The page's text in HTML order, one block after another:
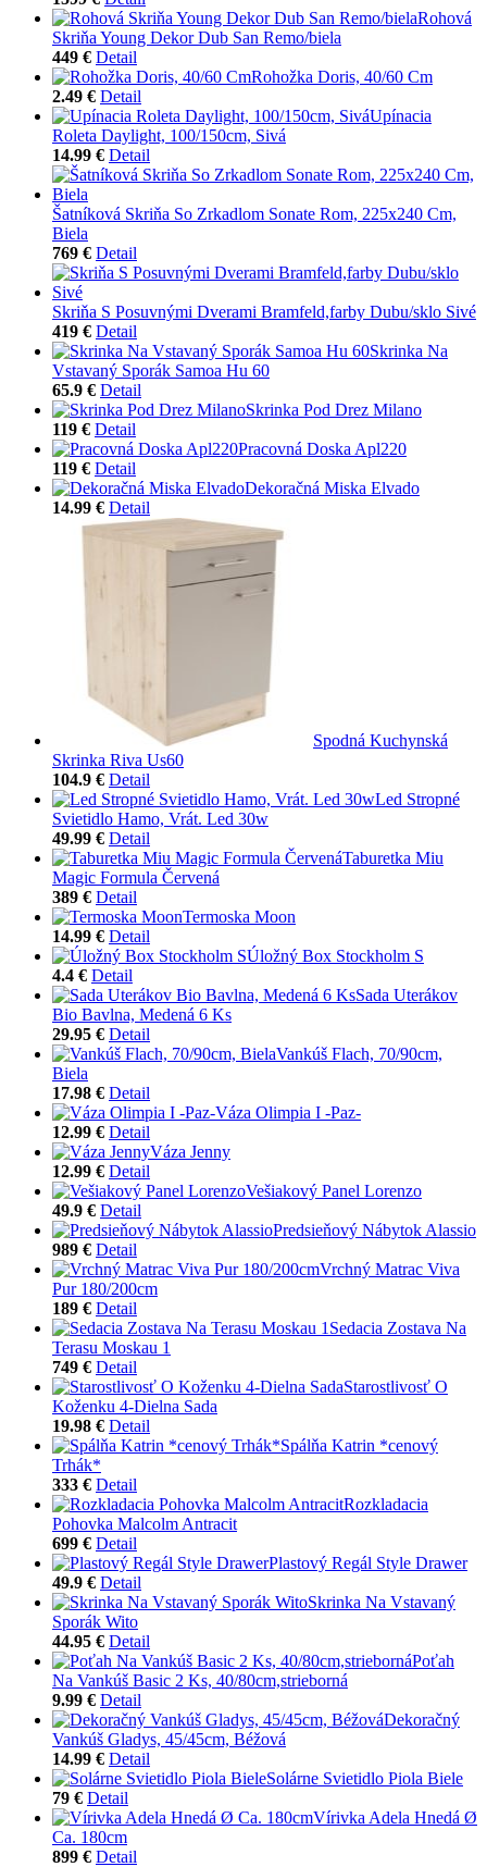
Rohová
Skriňa Young Dekor Dub San Remo/biela
449 € Detail
Rohožka Doris, 40/60 Cm
2.49 € Detail
Upínacia
Roleta Daylight, 100/150cm, Sivá
14.99 € Detail
Šatníková Skriňa So Zrkadlom Sonate Rom, 225x240 Cm,
Biela
769 € Detail
Skriňa S Posuvnými Dverami Bramfeld,farby Dubu/sklo Sivé
419 € Detail
Skrinka Na
Vstavaný Sporák Samoa Hu 60
65.9 € Detail
Skrinka Pod Drez Milano
119 € Detail
Pracovná Doska Apl220
119 € Detail
Dekoračná Miska Elvado
14.99 € Detail
Spodná Kuchynská
Skrinka Riva Us60
104.9 € Detail
Led Stropné
Svietidlo Hamo, Vrát. Led 30w
49.99 € Detail
Taburetka Miu
Magic Formula Červená
389 € Detail
Termoska Moon
14.99 € Detail
Úložný Box Stockholm S
4.4 € Detail
Sada Uterákov
Bio Bavlna, Medená 6 Ks
29.95 € Detail
Vankúš Flach, 70/90cm,
Biela
17.98 € Detail
Váza Olimpia I -Paz-
12.99 € Detail
Váza Jenny
12.99 € Detail
Vešiakový Panel Lorenzo
49.9 € Detail
Predsieňový Nábytok Alassio
989 € Detail
Vrchný Matrac Viva
Pur 180/200cm
189 € Detail
Sedacia Zostava Na
Terasu Moskau 1
749 € Detail
Starostlivosť O
Koženku 4-Dielna Sada
19.98 € Detail
Spálňa Katrin *cenový
Trhák*
333 € Detail
Rozkladacia
Pohovka Malcolm Antracit
699 € Detail
Plastový Regál Style Drawer
49.9 € Detail
Skrinka Na Vstavaný
Sporák Wito
44.95 € Detail
Poťah
Na Vankúš Basic 2 Ks, 40/80cm,strieborná
9.99 € Detail
Dekoračný
Vankúš Gladys, 45/45cm, Béžová
14.99 € Detail
Solárne Svietidlo Piola Biele
79 € Detail
Vírivka Adela Hnedá Ø
Ca. 180cm
899 € Detail